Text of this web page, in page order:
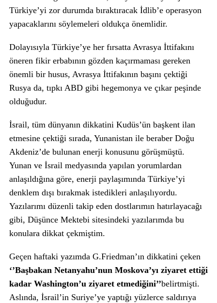
Türkiye’yi zor durumda bıraktıracak İdlib’e operasyon
yapacaklarını söylemeleri oldukça önemlidir.
Dolayısıyla Türkiye’ye her fırsatta Avrasya İttifakını
öneren fikir erbabının gözden kaçırmaması gereken
önemli bir husus, Avrasya İttifakının başını çektiği
Rusya da, tıpkı ABD gibi hegemonya ve çıkar peşinde
olduğudur.
İsrail, tüm dünyanın dikkatini Kudüs’ün başkent ilan
etmesine çektiği sırada, Yunanistan ile beraber Doğu
Akdeniz’de bulunan enerji konusunu görüşmüştü.
Yunan ve İsrail medyasında yapılan yorumlardan
anlaşıldığına göre, enerji paylaşımında Türkiye’yi
denklem dışı bırakmak istedikleri anlaşılıyordu.
Yazılarımı düzenli takip eden dostlarımın hatırlayacağı
gibi, Düşünce Mektebi sitesindeki yazılarımda bu
konulara dikkat çekmiştim.
Geçen haftaki yazımda G.Friedman’ın dikkatini çeken
‘’Başbakan Netanyahu’nun Moskova’yı ziyaret ettiği
kadar Washington’u ziyaret etmediğini’’belirtmişti.
Aslında, İsrail’in Suriye’ye yaptığı yüzlerce saldırıya